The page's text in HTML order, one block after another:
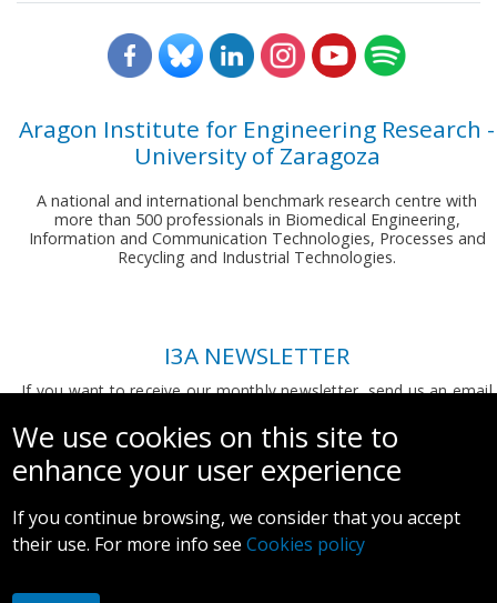
Aragon Institute for Engineering Research -
University of Zaragoza
A national and international benchmark research centre with
more than 500 professionals in Biomedical Engineering,
Information and Communication Technologies, Processes and
Recycling and Industrial Technologies.
I3A NEWSLETTER
If you want to receive our monthly newsletter, send us an email
We use cookies on this site to
enhance your user experience
If you continue browsing, we consider that you accept
their use. For more info seeCookies policy